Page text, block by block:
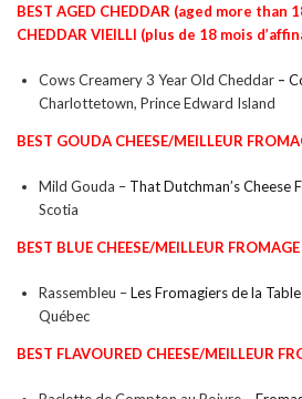
BEST AGED CHEDDAR (aged more than
CHEDDAR VIEILLI (plus de 18 mois
Cows Creamery 3 Year Old Cheddar –
Charlottetown, Prince Edward Island
BEST GOUDA CHEESE/MEILLEUR
Mild Gouda – That Dutchman’s Cheese
Scotia
BEST BLUE CHEESE/MEILLEUR FROMAGE
Rassembleu –Les Fromagiers de la
Québec
BEST FLAVOURED CHEESE/MEILLEUR